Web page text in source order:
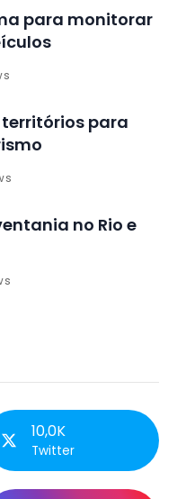
para monitorar
para
no Rio e
10,0K
Twitter